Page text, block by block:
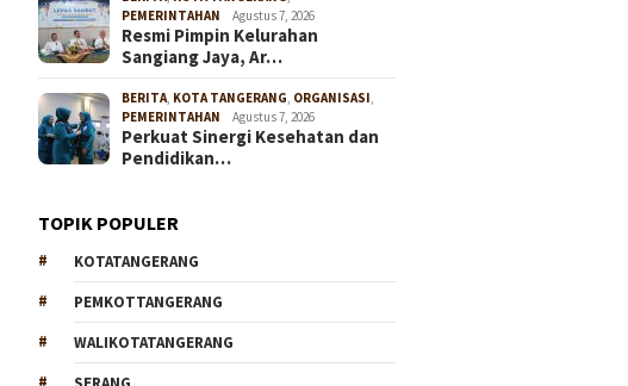
PEMERINTAHAN
Agustus 7, 2026
Resmi Pimpin Kelurahan
Sangiang Jaya, Ar…
BERITA, KOTA TANGERANG, ORGANISASI,
PEMERINTAHAN
Agustus 7, 2026
Perkuat Sinergi Kesehatan dan
Pendidikan…
TOPIK POPULER
KOTATANGERANG
PEMKOTTANGERANG
WALIKOTATANGERANG